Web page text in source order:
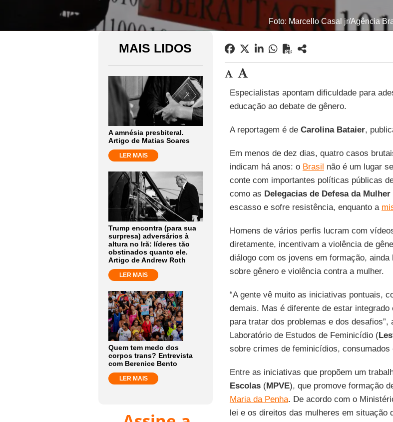
Foto: Marcello Casal jr/Agência
MAIS LIDOS
A amnésia presbiteral.
Artigo de Matias Soares
LER MAIS
Trump encontra (para sua
surpresa) adversários à
altura no Irã: líderes tão
obstinados quanto ele.
Artigo de Andrew Roth
LER MAIS
Quem tem medo dos
corpos trans? Entrevista
com Berenice Bento
LER MAIS
Especialistas apontam dificuldade para
educação ao debate de gênero.
A reportagem é de Carolina Bataier,
Em menos de dez dias, quatro casos
indicam há anos: o Brasil não é um lugar
conte com importantes políticas públicas
como as Delegacias de Defesa da Mulher
escasso e sofre resistência, enquanto a
Homens de vários perfis lucram com
diretamente, incentivam a violência de
diálogo com os jovens em formação,
sobre gênero e violência contra a mulher.
“A gente vê muito as iniciativas pontuais,
demais. Mas é diferente de estar
para tratar dos problemas e dos desafios”,
Laboratório de Estudos de Feminicídio (
sobre crimes de feminicídios, consumados
Entre as iniciativas que propõem um
Escolas(MPVE), que promove formação
Maria da Penha. De acordo com o
lei e os direitos das mulheres em situação